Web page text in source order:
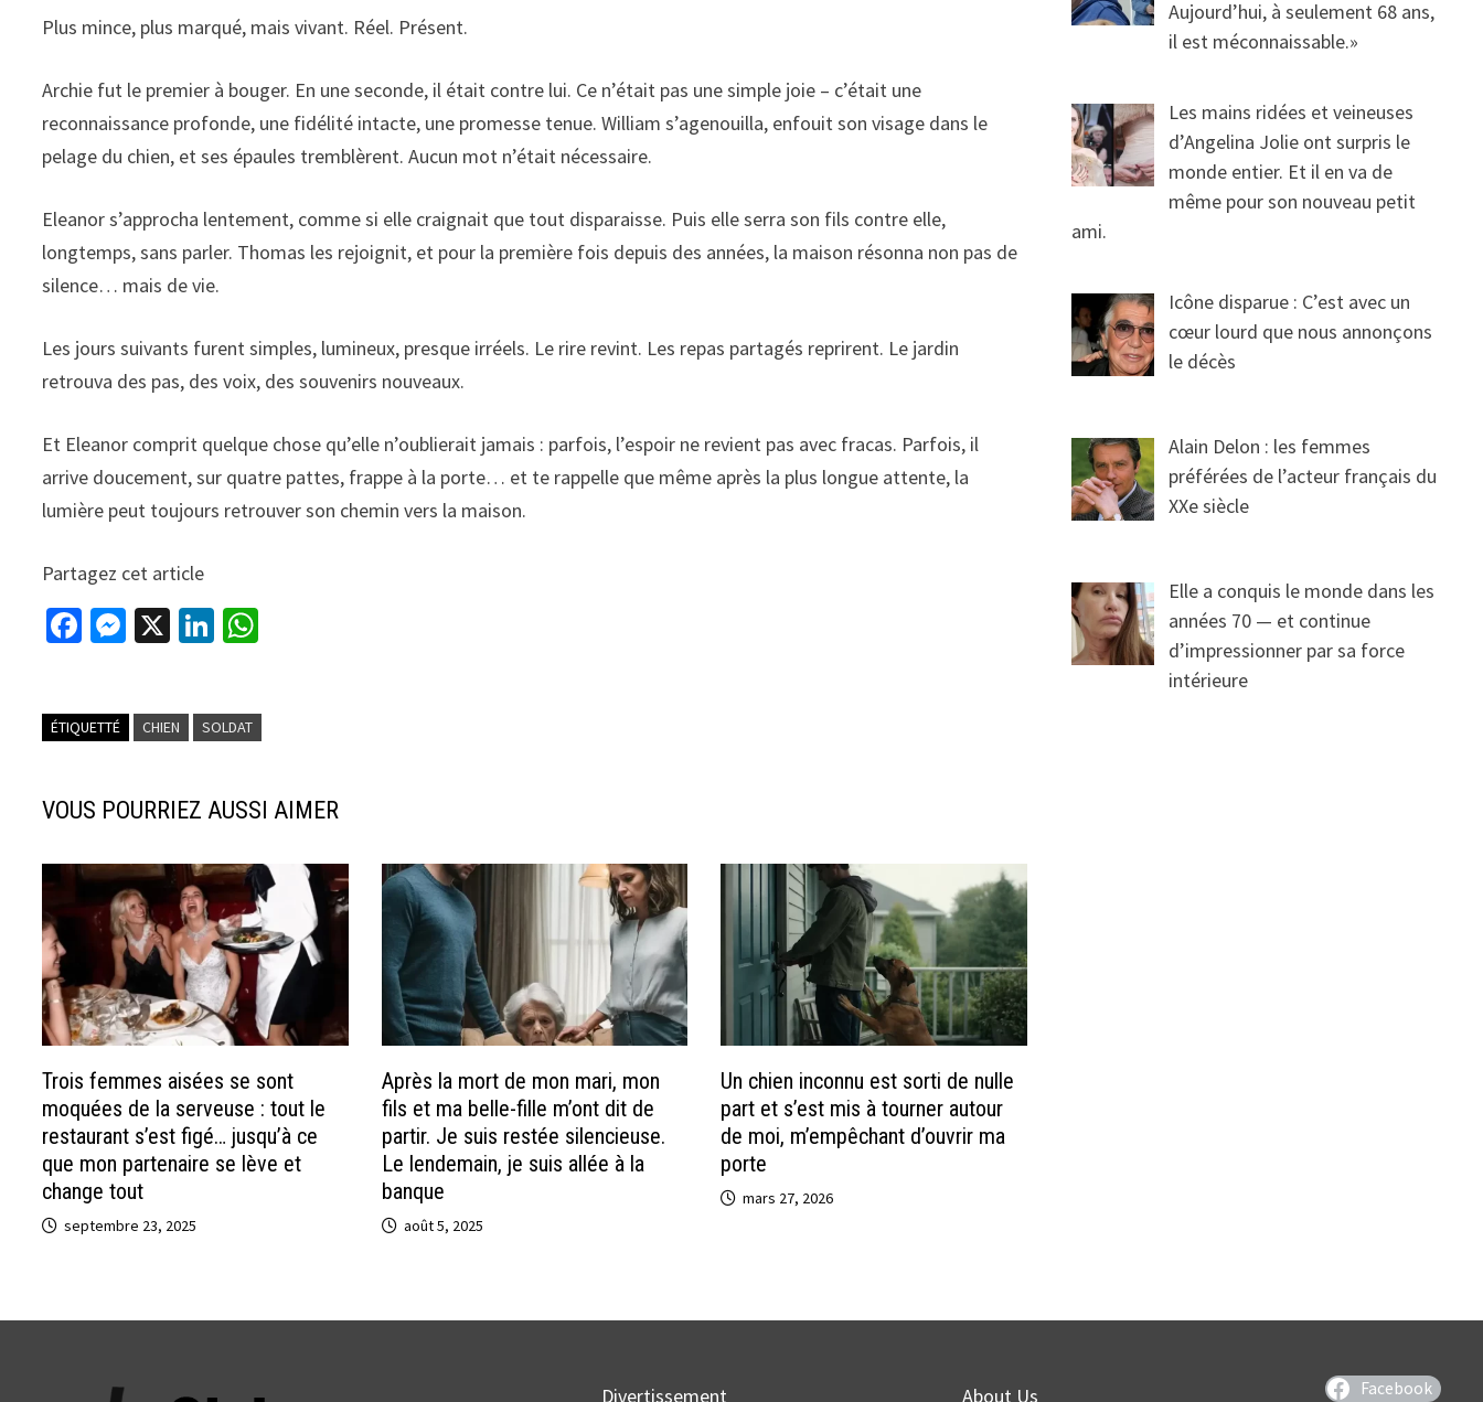
Plus mince, plus marqué, mais vivant. Réel. Présent.
Archie fut le premier à bouger. En une seconde, il était contre lui. Ce n’était pas une simple joie – c’était une
reconnaissance profonde, une fidélité intacte, une promesse tenue. William s’agenouilla, enfouit son visage dans le
pelage du chien, et ses épaules tremblèrent. Aucun mot n’était nécessaire.
Eleanor s’approcha lentement, comme si elle craignait que tout disparaisse. Puis elle serra son fils contre elle,
longtemps, sans parler. Thomas les rejoignit, et pour la première fois depuis des années, la maison résonna non pas de
silence… mais de vie.
Les jours suivants furent simples, lumineux, presque irréels. Le rire revint. Les repas partagés reprirent. Le jardin
retrouva des pas, des voix, des souvenirs nouveaux.
Et Eleanor comprit quelque chose qu’elle n’oublierait jamais : parfois, l’espoir ne revient pas avec fracas. Parfois, il
arrive doucement, sur quatre pattes, frappe à la porte… et te rappelle que même après la plus longue attente, la
lumière peut toujours retrouver son chemin vers la maison.
Partagez cet article
Fa
o
k
M
n
r
X
Li
dI sA
p
ÉTIQUETTÉ CHIEN SOLDAT
VOUS POURRIEZ AUSSI AIMER
Trois femmes aisées se sont
moquées de la serveuse : tout le
restaurant s’est figé… jusqu’à ce
que mon partenaire se lève et
change tout
septembre 23, 2025
Après la mort de mon mari, mon
fils et ma belle-fille m’ont dit de
partir. Je suis restée silencieuse.
Le lendemain, je suis allée à la
banque
août 5, 2025
Un chien inconnu est sorti de nulle
part et s’est mis à tourner autour
de moi, m’empêchant d’ouvrir ma
porte
mars 27, 2026
Aujourd’hui, à seulement 68 ans,
il est méconnaissable.»
Les mains ridées et veineuses
d’Angelina Jolie ont surpris le
monde entier. Et il en va de
même pour son nouveau petit
ami.
Icône disparue : C’est avec un
cœur lourd que nous annonçons
le décès
Alain Delon : les femmes
préférées de l’acteur français du
XXe siècle
Elle a conquis le monde dans les
années 70 — et continue
d’impressionner par sa force
intérieure
Divertissement About Us Facebook